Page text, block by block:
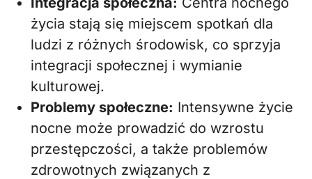
życia stają się miejscem spotkań dla
ludzi z różnych środowisk, co sprzyja
integracji społecznej i wymianie
kulturowej.
Problemy społeczne: Intensywne życie
nocne może prowadzić do wzrostu
przestępczości, a także problemów
zdrowotnych związanych z